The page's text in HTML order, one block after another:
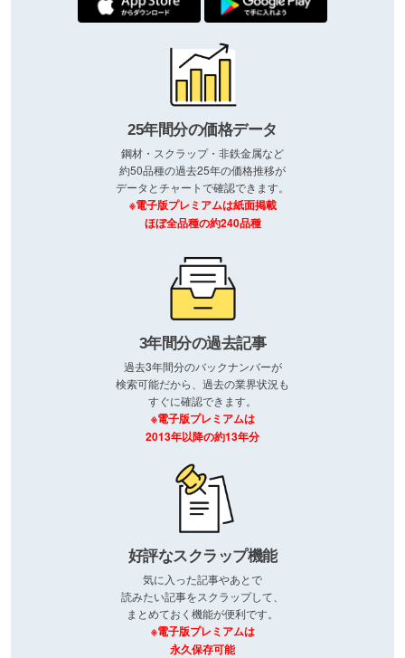
25年間分の価格データ
鋼材・スクラップ・非鉄金属など
約50品種の過去25年の価格推移が
データとチャートで確認できます。
※電子版プレミアムは紙面掲載
ほぼ全品種の約240品種
3年間分の過去記事
過去3年間分のバックナンバーが
検索可能だから、過去の業界状況も
すぐに確認できます。
※電子版プレミアムは
2013年以降の約13年分
好評なスクラップ機能
気に入った記事やあとで
読みたい記事をスクラップして、
まとめておく機能が便利です。
※電子版プレミアムは
永久保存可能